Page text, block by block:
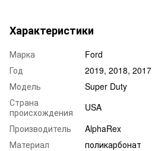
Характеристики
Марка
Ford
Год
2019, 2018, 2017
Модель
Super Duty
Страна
происхождения
USA
Производитель
AlphaRex
Материал
поликарбонат